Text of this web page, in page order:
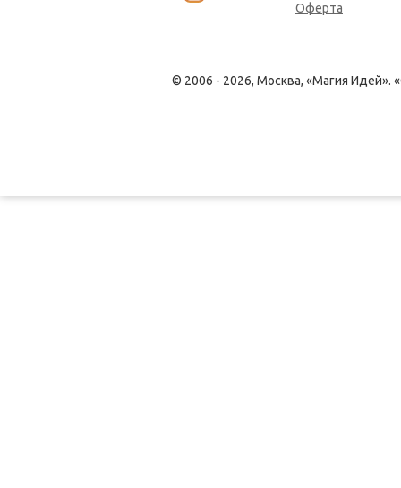
Оферта
© 2006 - 2026, Москва, «Магия Идей».